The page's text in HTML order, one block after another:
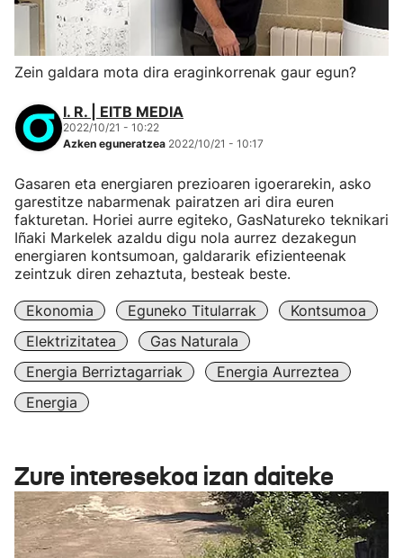
Zein galdara mota dira eraginkorrenak gaur egun?
I. R. | EITB MEDIA
2022/10/21 - 10:22
Azken eguneratzea 2022/10/21 - 10:17
Gasaren eta energiaren prezioaren igoerarekin, asko
garestitze nabarmenak pairatzen ari dira euren
fakturetan. Horiei aurre egiteko, GasNatureko teknikari
Iñaki Markelek azaldu digu nola aurrez dezakegun
energiaren kontsumoan, galdararik efizienteenak
zeintzuk diren zehaztuta, besteak beste.
Ekonomia Eguneko Titularrak
Kontsumoa
Elektrizitatea
Gas Naturala
Energia Berriztagarriak
Energia Aurreztea
Energia
Zure interesekoa izan daiteke